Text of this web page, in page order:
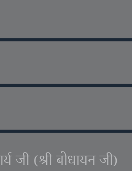
जी (श्री बोधायन जी)